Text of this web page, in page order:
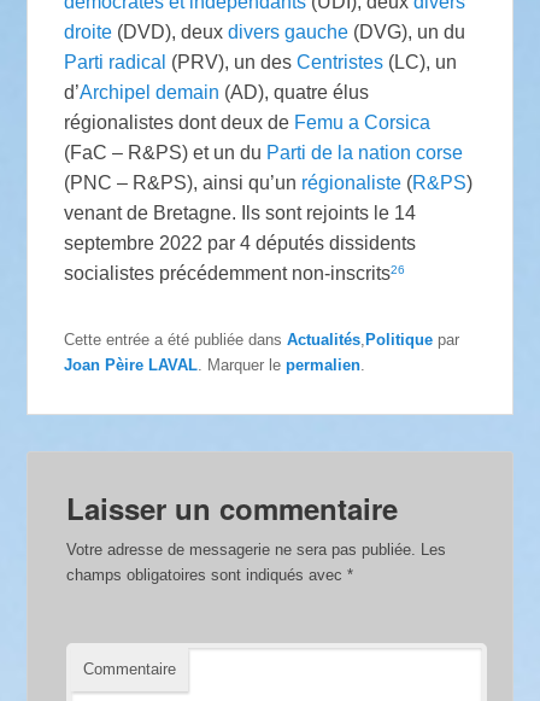
droite (DVD), deuxdivers gauche (DVG), un du
Parti radical (PRV), un desCentristes (LC), un
d’Archipel demain (AD), quatre élus
régionalistes dont deux de Femu a Corsica
(FaC – R&PS) et un du Parti de la nation corse
(PNC – R&PS), ainsi qu’un régionaliste (R&PS)
venant de Bretagne. Ils sont rejoints le 14
septembre 2022 par 4 députés dissidents
socialistes précédemment non-inscrits26
Cette entrée a été publiée dansActualités Politique par
Joan Pèire LAVAL . Marquer lepermalien
Laisser un commentaire
Votre adresse de messagerie ne sera pas publiée.
Les
champs obligatoires sont indiqués avec*
Commentaire